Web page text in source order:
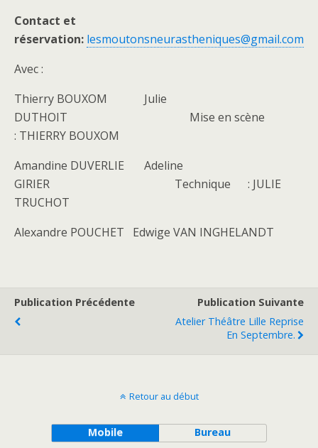
Contact et
réservation: lesmoutonsneurastheniques@gmail.com
Avec :
Thierry BOUXOM Julie
DUTHOIT Mise en scène
: THIERRY BOUXOM
Amandine DUVERLIE Adeline
GIRIER Technique : JULIE
TRUCHOT
Alexandre POUCHET Edwige VAN INGHELANDT
Publication Précédente
Publication Suivante
Atelier Théâtre Lille Reprise
En Septembre.
Retour au début
Mobile Bureau